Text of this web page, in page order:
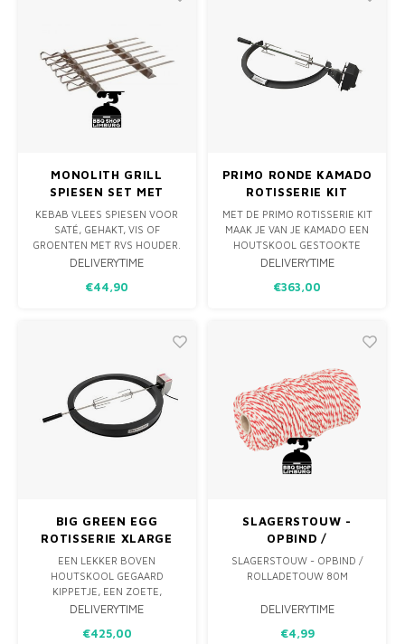
MONOLITH GRILL
SPIESEN SET MET
HOUDERS
KEBAB VLEES SPIESEN VOOR
SATÉ, GEHAKT, VIS OF
GROENTEN MET RVS HOUDER.
SPECIALE 1 CM BREDE SPIESEN
VOEDSEL NIET DRAAIT
SPIESEN. HET ME
DELIVERYTIME
€44,90
PRIMO RONDE KAMADO
ROTISSERIE KIT
MET DE PRIMO ROTISSERIE KIT
MAAK JE VAN JE KAMADO EEN
HOUTSKOOL GESTOOKTE
ROTISSERIE OVEN. HET
DESIGN MAKEN HET TOT EEN
DELIVERYTIME
€363,00
BIG GREEN EGG
ROTISSERIE XLARGE
EEN LEKKER BOVEN
HOUTSKOOL GEGAARD
KIPPETJE, EEN ZOETE,
SAPPIGE ANANAS, EEN MOOIE
GYROS OF SHOARMA VAN HET
DELIVERYTIME
€425,00
SLAGERSTOUW -
OPBIND /
ROLLADETOUW 80M
SLAGERSTOUW - OPBIND /
ROLLADETOUW 80M
DELIVERYTIME
€4,99